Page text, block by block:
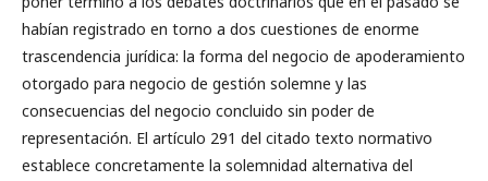
habían registrado en torno a dos cuestiones de enorme
trascendencia jurídica: la forma del negocio de apoderamiento
otorgado para negocio de gestión solemne y las
consecuencias del negocio concluido sin poder de
representación. El artículo 291 del citado texto normativo
establece concretamente la solemnidad alternativa del